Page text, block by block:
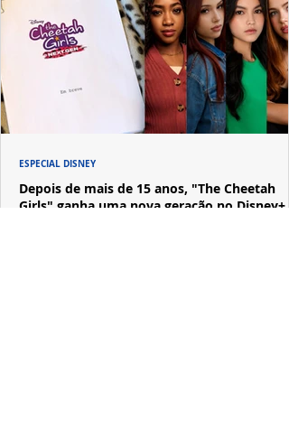
Depois de mais de 15 anos, "The Cheetah
Girls" ganha uma nova geração no Disney+
ESPECIAL DISNEY